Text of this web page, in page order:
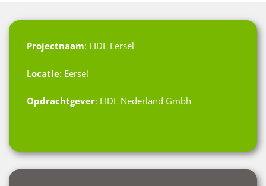
Projectnaam: LIDL Eersel
Locatie: Eersel
Opdrachtgever: LIDL Nederland Gmbh